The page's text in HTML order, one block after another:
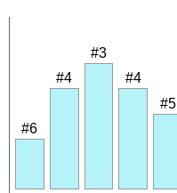
#6
#4
#3
#4
#5